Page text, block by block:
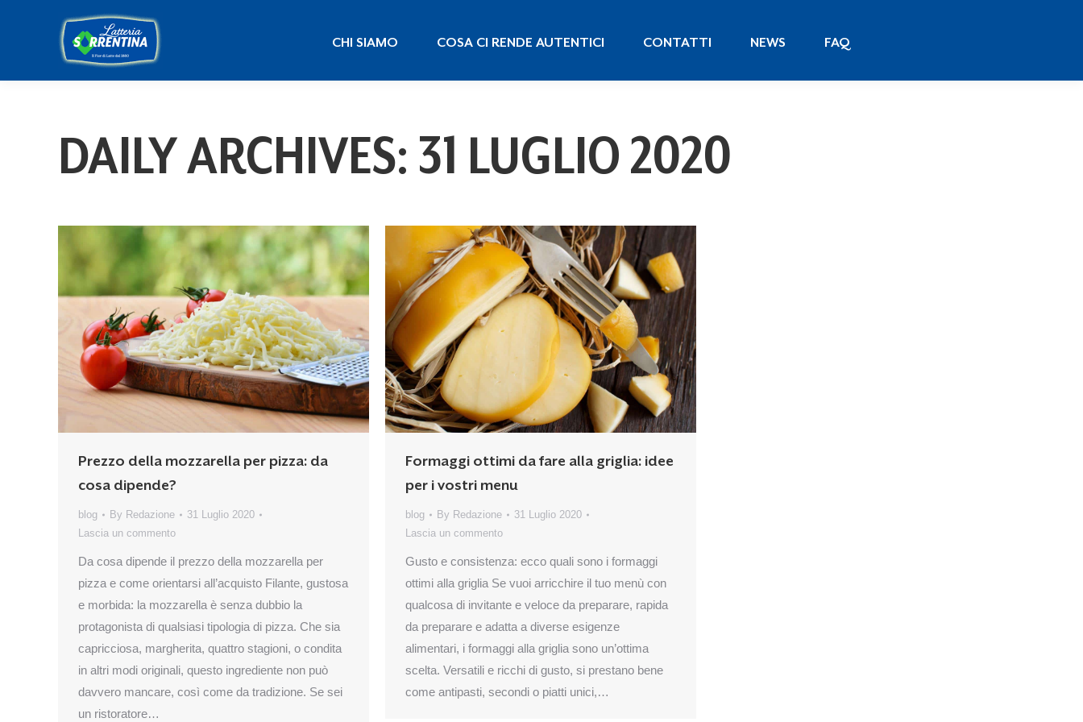
CHI SIAMO COSA CI RENDE AUTENTICI CONTATTI NEWS FAQ
DAILY ARCHIVES: 31 LUGLIO 2020
Prezzo della mozzarella per pizza: da
cosa dipende?
blog By Redazione
31 Luglio 2020
Lascia un commento
Da cosa dipende il prezzo della mozzarella per
pizza e come orientarsi all’acquisto Filante, gustosa
e morbida: la mozzarella è senza dubbio la
protagonista di qualsiasi tipologia di pizza. Che sia
capricciosa, margherita, quattro stagioni, o condita
in altri modi originali, questo ingrediente non può
davvero mancare, così come da tradizione. Se sei
un ristoratore…
Formaggi ottimi da fare alla griglia: idee
per i vostri menu
blog By Redazione
31 Luglio 2020
Lascia un commento
Gusto e consistenza: ecco quali sono i formaggi
ottimi alla griglia Se vuoi arricchire il tuo menù con
qualcosa di invitante e veloce da preparare, rapida
da preparare e adatta a diverse esigenze
alimentari, i formaggi alla griglia sono un’ottima
scelta. Versatili e ricchi di gusto, si prestano bene
come antipasti, secondi o piatti unici,…